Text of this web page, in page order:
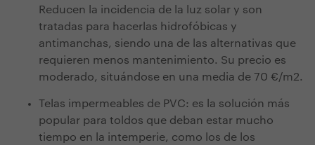
Reducen la incidencia de la luz solar y son
tratadas para hacerlas hidrofóbicas y
antimanchas, siendo una de las alternativas que
requieren menos mantenimiento. Su precio es
moderado, situándose en una media de 70 €/m2.
Telas impermeables de PVC: es la solución más
popular para toldos que deban estar mucho
tiempo en la intemperie, como los de los